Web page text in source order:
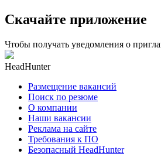
Скачайте приложение
Чтобы получать уведомления о
HeadHunter
Размещение вакансий
Поиск по резюме
О компании
Наши вакансии
Реклама на сайте
Требования к ПО
Безопасный HeadHunter